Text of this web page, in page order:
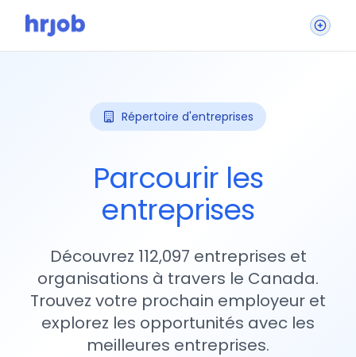
Répertoire d'entreprises
Parcourir les
entreprises
Découvrez 112,097 entreprises et
organisations à travers le Canada.
Trouvez votre prochain employeur et
explorez les opportunités avec les
meilleures entreprises.